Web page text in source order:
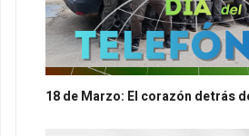
18 de Marzo: El corazón detrás